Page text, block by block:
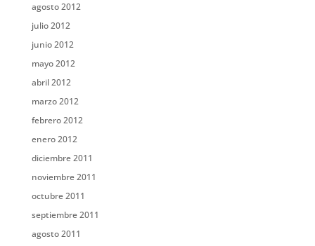
agosto 2012
julio 2012
junio 2012
mayo 2012
abril 2012
marzo 2012
febrero 2012
enero 2012
diciembre 2011
noviembre 2011
octubre 2011
septiembre 2011
agosto 2011